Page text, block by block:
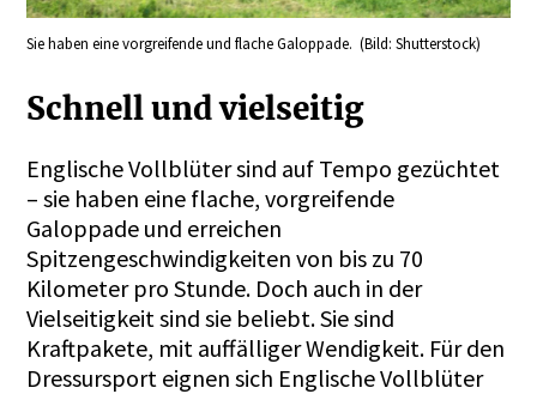
Sie haben eine vorgreifende und flache Galoppade. (Bild: Shutterstock)
Schnell und vielseitig
Englische Vollblüter sind auf Tempo gezüchtet
– sie haben eine flache, vorgreifende
Galoppade und erreichen
Spitzengeschwindigkeiten von bis zu 70
Kilometer pro Stunde. Doch auch in der
Vielseitigkeit sind sie beliebt. Sie sind
Kraftpakete, mit auffälliger Wendigkeit. Für den
Dressursport eignen sich Englische Vollblüter